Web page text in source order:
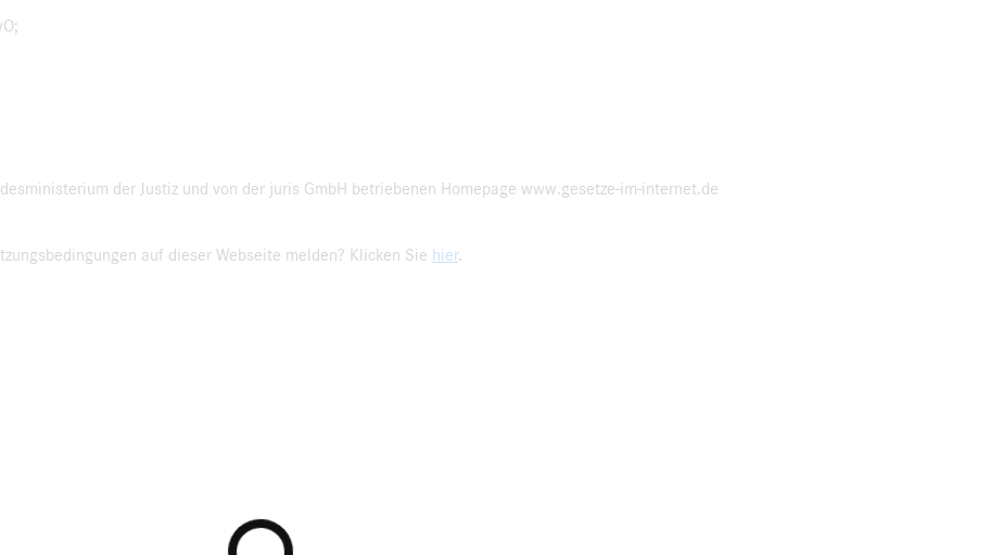
der Justiz und von der juris GmbH betriebenen Homepage www.gesetze-im-internet.de
auf dieser Webseite melden? Klicken Sie hier.